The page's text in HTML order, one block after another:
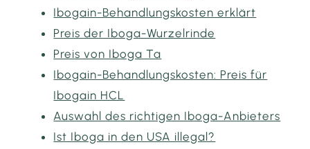
Ibogain-Behandlungskosten erklärt
Preis der Iboga-Wurzelrinde
Preis von Iboga Ta
Ibogain-Behandlungskosten: Preis für
Ibogain HCL
Auswahl des richtigen Iboga-Anbieters
Ist Iboga in den USA illegal?